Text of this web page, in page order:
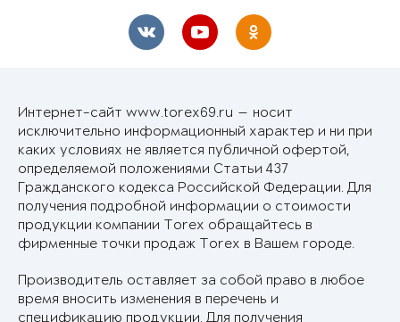
Интернет-сайт www.torex69.ru — носит
исключительно информационный характер и ни при
каких условиях не является публичной офертой,
определяемой положениями Статьи 437
Гражданского кодекса Российской Федерации. Для
получения подробной информации о стоимости
продукции компании Torex обращайтесь в
фирменные точки продаж Torex в Вашем городе.
Производитель оставляет за собой право в любое
время вносить изменения в перечень и
спецификацию продукции. Для получения